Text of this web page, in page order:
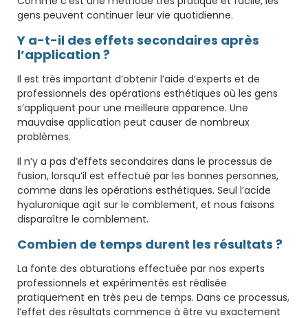
gens peuvent continuer leur vie quotidienne.
Y a-t-il des effets secondaires après
l’application ?
Il est très important d’obtenir l’aide d’experts et de
professionnels des opérations esthétiques où les gens
s’appliquent pour une meilleure apparence. Une
mauvaise application peut causer de nombreux
problèmes.
Il n’y a pas d’effets secondaires dans le processus de
fusion, lorsqu’il est effectué par les bonnes personnes,
comme dans les opérations esthétiques. Seul l’acide
hyaluronique agit sur le comblement, et nous faisons
disparaître le comblement.
Combien de temps durent les résultats ?
La fonte des obturations effectuée par nos experts
professionnels et expérimentés est réalisée
pratiquement en très peu de temps. Dans ce processus,
l’effet des résultats commence à être vu exactement